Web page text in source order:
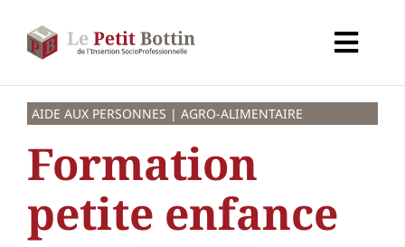
contenu
Types d’organismes
Organismes
AIDE AUX PERSONNES | AGRO-ALIMENTAIRE
Formation
petite enfance